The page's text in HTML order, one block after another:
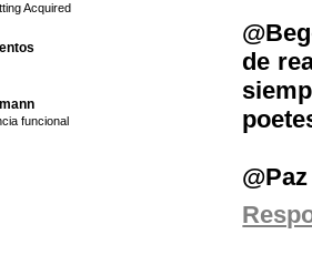
de
Acquired
funcional